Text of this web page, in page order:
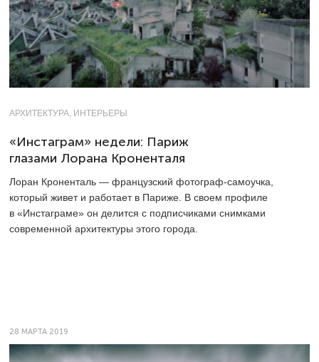
АРХИТЕКТУРА, ИНТЕРЬЕРЫ
«Инстаграм» недели: Париж
глазами Лорана Кроненталя
Лоран Кроненталь — французский фотограф-самоучка,
который живет и работает в Париже. В своем профиле
в «Инстаграме» он делится с подписчиками снимками
современной архитектуры этого города.
28 МАРТА 2019